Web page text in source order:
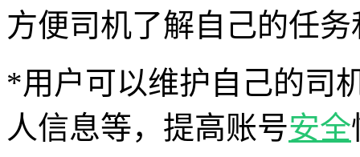
方便司机了解自己的任
*用户可以维护自己的司
人信息等，提高账号安全